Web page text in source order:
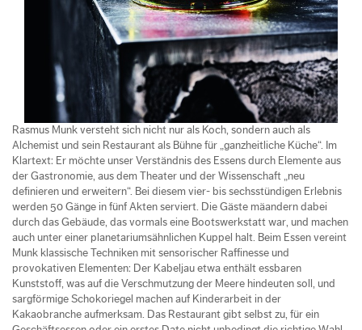
Rasmus Munk versteht sich nicht nur als Koch, sondern auch als
Alchemist und sein Restaurant als Bühne für „ganzheitliche Küche“. Im
Klartext: Er möchte unser Verständnis des Essens durch Elemente aus
der Gastronomie, aus dem Theater und der Wissenschaft „neu
definieren und erweitern“. Bei diesem vier- bis sechsstündigen Erlebnis
werden 50 Gänge in fünf Akten serviert. Die Gäste mäandern dabei
durch das Gebäude, das vormals eine Bootswerkstatt war, und machen
auch unter einer planetariumsähnlichen Kuppel halt. Beim Essen vereint
Munk klassische Techniken mit sensorischer Raffinesse und
provokativen Elementen: Der Kabeljau etwa enthält essbaren
Kunststoff, was auf die Verschmutzung der Meere hindeuten soll, und
sargförmige Schokoriegel machen auf Kinderarbeit in der
Kakaobranche aufmerksam. Das Restaurant gibt selbst zu, für ein